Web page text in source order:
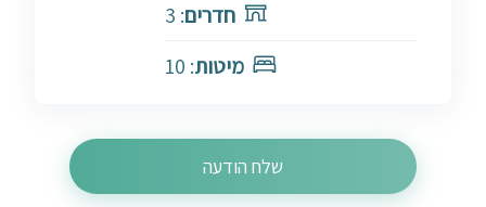
חדרים: 3
מיטות: 10
שלח הודעה